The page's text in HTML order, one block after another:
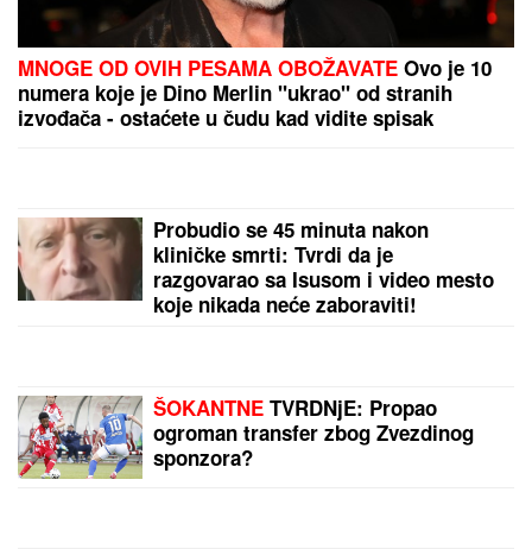
SRBI "PALI" U ŠPANIJI!Maskirani jurili u ukradenim
limuzinama, izneli sef iz banke, pa dolijali u MEGA-
AKCIJI policije: Ojadili 9 provincija za desetine
hiljada evra!
Razbijena narko-grupa: U teretnom